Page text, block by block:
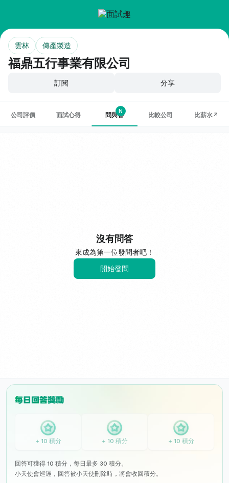
福鼎五行事業有限公司
雲林 傳產製造
訂閱 分享
公司評價 面試心得
N
問與答 比較公司 比薪水↗
沒有問答
來成為第一位發問者吧！
開始發問
+ 10 積分 + 10 積分 + 10 積分
回答可獲得 10 積分，每日最多 30 積分。
小天使會巡邏，回答被小天使刪除時，將會收回積分。